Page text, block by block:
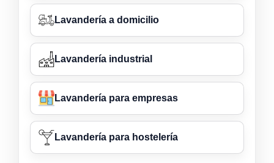
Lavandería a domicilio
Lavandería industrial
Lavandería para empresas
Lavandería para hostelería